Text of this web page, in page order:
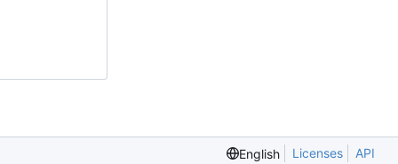
English Licenses API